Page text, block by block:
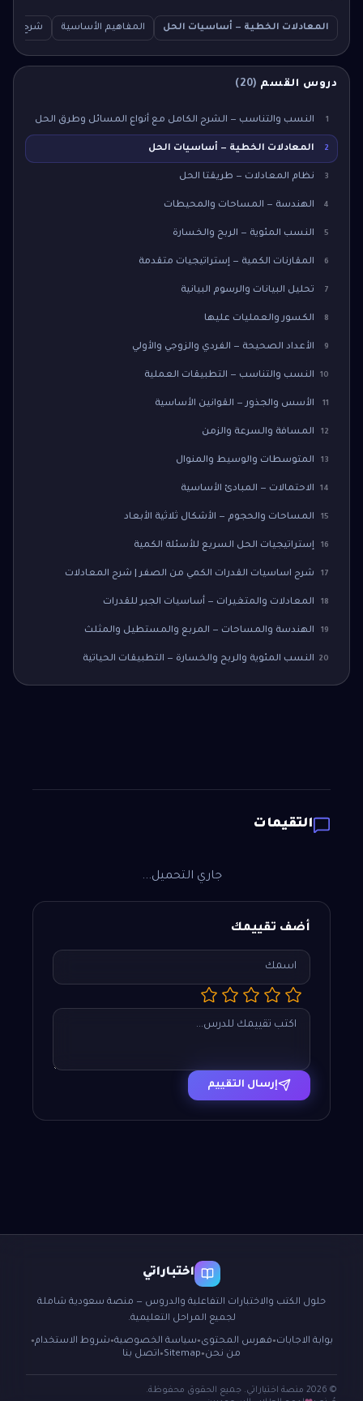
المعادلات الخطية — أساسيات الحل المفاهيم الأساسية شرح مع
دروس القسم (
20
)
1 النسب والتناسب — الشرح الكامل مع أنواع المسائل وطرق الحل
2 المعادلات الخطية — أساسيات الحل
3 نظام المعادلات — طريقتا الحل
4 الهندسة — المساحات والمحيطات
5 النسب المئوية — الربح والخسارة
6 المقارنات الكمية — إستراتيجيات متقدمة
7 تحليل البيانات والرسوم البيانية
8 الكسور والعمليات عليها
9 الأعداد الصحيحة — الفردي والزوجي والأولي
10 النسب والتناسب — التطبيقات العملية
11 الأسس والجذور — القوانين الأساسية
12 المسافة والسرعة والزمن
13 المتوسطات والوسيط والمنوال
14 الاحتمالات — المبادئ الأساسية
15 المساحات والحجوم — الأشكال ثلاثية الأبعاد
16 إستراتيجيات الحل السريع للأسئلة الكمية
17 شرح اساسيات القدرات الكمي من الصفر | شرح المعادلات
18 المعادلات والمتغيرات — أساسيات الجبر للقدرات
19 الهندسة والمساحات — المربع والمستطيل والمثلث
20 النسب المئوية والربح والخسارة — التطبيقات الحياتية
التقيمات
جاري التحميل...
أضف تقييمك
إرسال التقييم
اختباراتي
حلول الكتب والاختبارات التفاعلية والدروس — منصة سعودية شاملة
لجميع المراحل التعليمية.
بوابة الاجابات ● فهرس المحتوى ● سياسة الخصوصية● شروط الاستخدام●
من نحن ●
Sitemap
● اتصل بنا
© 2026 منصة اختباراتي. جميع الحقوق محفوظة.